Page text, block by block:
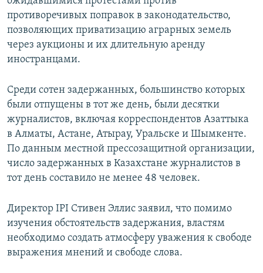
противоречивых поправок в законодательство,
позволяющих приватизацию аграрных земель
через аукционы и их длительную аренду
иностранцами.
Среди сотен задержанных, большинство которых
были отпущены в тот же день, были десятки
журналистов, включая корреспондентов Азаттыка
в Алматы, Астане, Атырау, Уральске и Шымкенте.
По данным местной прессозащитной организации,
число задержанных в Казахстане журналистов в
тот день составило не менее 48 человек.
Директор IPI Стивен Эллис заявил, что помимо
изучения обстоятельств задержания, властям
необходимо создать атмосферу уважения к свободе
выражения мнений и свободе слова.